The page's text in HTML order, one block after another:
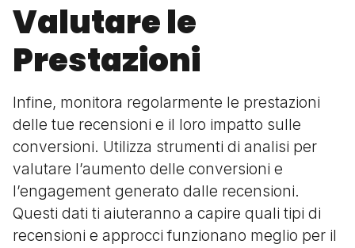
Valutare le
Prestazioni
Infine, monitora regolarmente le prestazioni
delle tue recensioni e il loro impatto sulle
conversioni. Utilizza strumenti di analisi per
valutare l’aumento delle conversioni e
l’engagement generato dalle recensioni.
Questi dati ti aiuteranno a capire quali tipi di
recensioni e approcci funzionano meglio per il